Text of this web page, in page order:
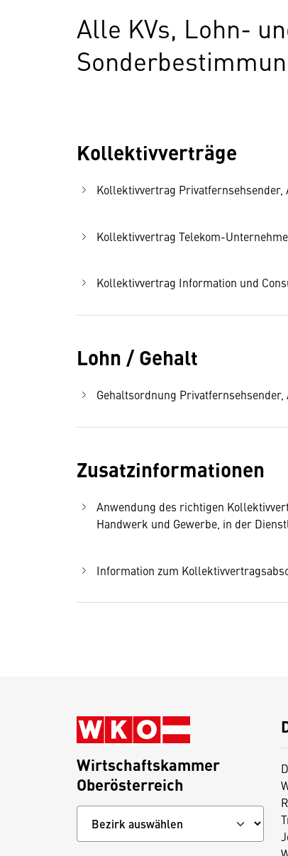
Alle KVs, Lohn-
Kollektivverträge
Kollektivvertrag Privatfernsehsender,
Kollektivvertrag Telekom-
Kollektivvertrag Information und
Lohn / Gehalt
Gehaltsordnung
Zusatzinformationen
Anwendung des richtigen
Handwerk und Gewerbe, in der
Information zum
Wirtschaftskammer
Oberösterreich